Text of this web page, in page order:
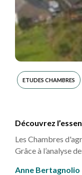
ETUDES CHAMBRES
Découvrez
Les Chambres
Grâce à l’analyse
Anne Bertagnolio